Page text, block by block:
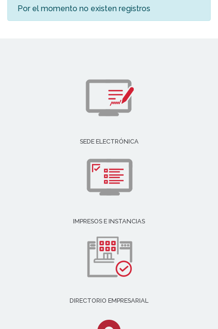
Por el momento no existen registros
SEDE ELECTRÓNICA
IMPRESOS E INSTANCIAS
DIRECTORIO EMPRESARIAL